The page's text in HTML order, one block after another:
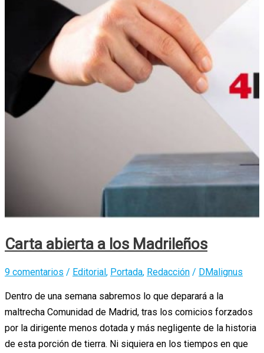
Carta abierta a los Madrileños
9 comentarios / Editorial, Portada, Redacción / DMalignus
Dentro de una semana sabremos lo que deparará a la
maltrecha Comunidad de Madrid, tras los comicios forzados
por la dirigente menos dotada y más negligente de la historia
de esta porción de tierra. Ni siquiera en los tiempos en que